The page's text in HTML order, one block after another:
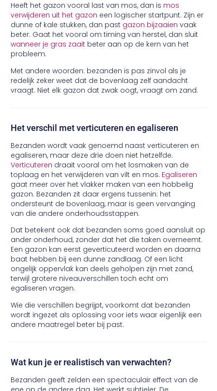
Heeft het gazon vooral last van mos, dan is mos
verwijderen uit het gazon een logischer startpunt. Zijn er
dunne of kale stukken, dan past gazon bijzaaien vaak
beter. Gaat het vooral om timing van herstel, dan sluit
wanneer je gras zaait beter aan op de kern van het
probleem.
Met andere woorden: bezanden is pas zinvol als je
redelijk zeker weet dat de bovenlaag zelf aandacht
vraagt. Niet elk gazon dat zwak oogt, vraagt om zand.
Het verschil met verticuteren en egaliseren
Bezanden wordt vaak genoemd naast verticuteren en
egaliseren, maar deze drie doen niet hetzelfde.
Verticuteren draait vooral om het losmaken van de
toplaag en het verwijderen van vilt en mos. Egaliseren
gaat meer over het vlakker maken van een hobbelig
gazon. Bezanden zit daar ergens tussenin: het
ondersteunt de bovenlaag, maar is geen vervanging
van die andere onderhoudsstappen.
Dat betekent ook dat bezanden soms goed aansluit op
ander onderhoud, zonder dat het die taken overneemt.
Een gazon kan eerst geverticuteerd worden en daarna
baat hebben bij een dunne zandlaag. Of een licht
ongelijk oppervlak kan deels geholpen zijn met zand,
terwijl grotere niveauverschillen toch echt om
egaliseren vragen.
Wie die verschillen begrijpt, voorkomt dat bezanden
wordt ingezet als oplossing voor iets waar eigenlijk een
andere maatregel beter bij past.
Wat kun je er realistisch van verwachten?
Bezanden geeft zelden een spectaculair effect van de